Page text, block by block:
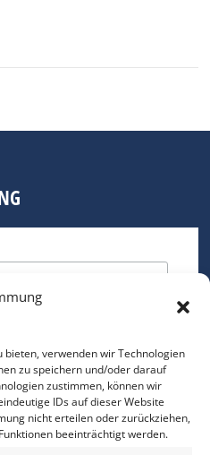
bieten, verwenden wir Technologien
zu speichern und/oder darauf
zustimmen, können wir
IDs auf dieser Website
nicht erteilen oder zurückziehen,
beeinträchtigt werden.
*